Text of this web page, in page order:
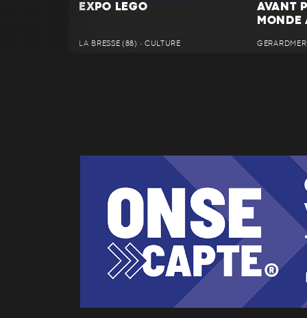
EXPO LEGO
LA BRESSE (88) • CULTURE
AVANT